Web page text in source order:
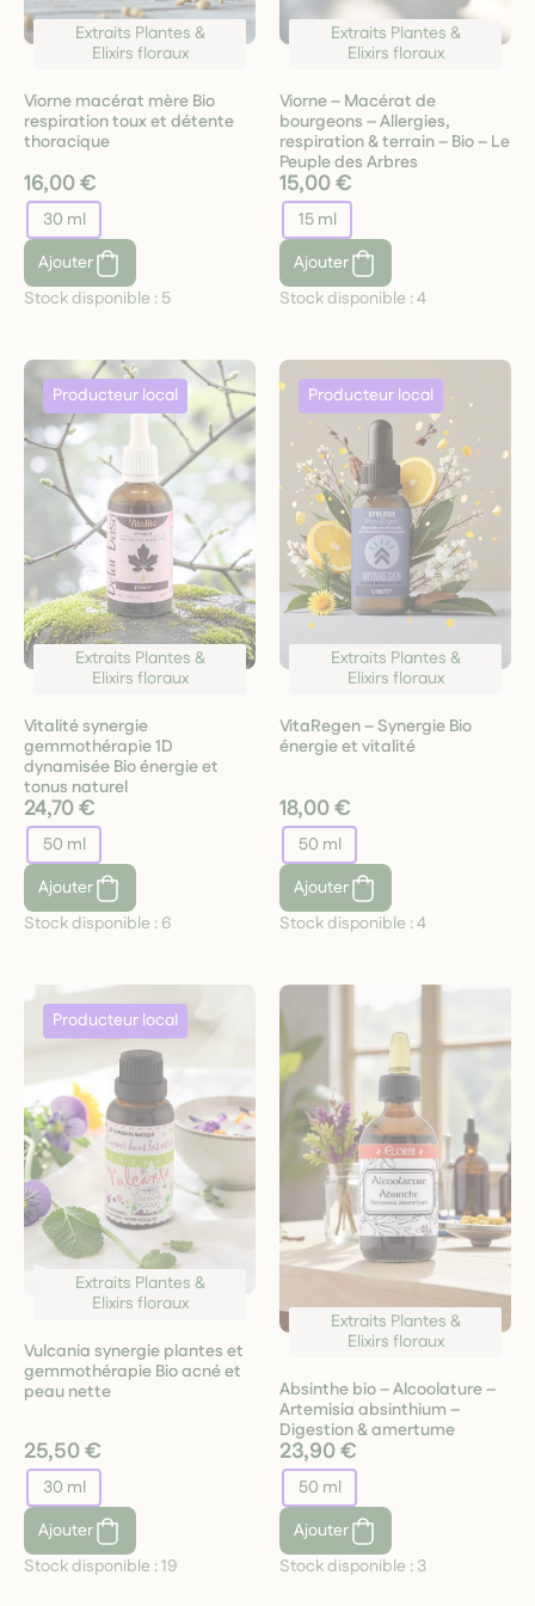
Extraits Plantes &
Elixirs floraux
Viorne macérat mère Bio
respiration toux et détente
thoracique
16,00 €
30 ml
Ajouter
Stock disponible : 5
Extraits Plantes &
Elixirs floraux
Viorne – Macérat de
bourgeons – Allergies,
respiration & terrain – Bio – Le
Peuple des Arbres
15,00 €
15 ml
Ajouter
Stock disponible :4
Extraits Plantes &
Elixirs floraux
Vitalité synergie
gemmothérapie 1D
dynamisée Bio énergie et
tonus naturel
24,70 €
50 ml
Ajouter
Stock disponible : 6
Extraits Plantes &
Elixirs floraux
VitaRegen – Synergie Bio
énergie et vitalité
18,00 €
50 ml
Ajouter
Stock disponible :4
Extraits Plantes &
Elixirs floraux
Vulcania synergie plantes et
gemmothérapie Bio acné et
peau nette
25,50 €
30 ml
Ajouter
Stock disponible :19
Extraits Plantes &
Elixirs floraux
Absinthe bio – Alcoolature –
Artemisia absinthium –
Digestion & amertume
23,90 €
50 ml
Ajouter
Stock disponible : 3